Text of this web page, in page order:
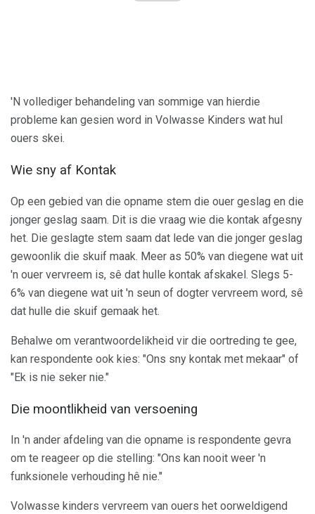
'N vollediger behandeling van sommige van hierdie
probleme kan gesien word in Volwasse Kinders wat hul
ouers skei.
Wie sny af Kontak
Op een gebied van die opname stem die ouer geslag en die
jonger geslag saam. Dit is die vraag wie die kontak afgesny
het. Die geslagte stem saam dat lede van die jonger geslag
gewoonlik die skuif maak. Meer as 50% van diegene wat uit
'n ouer vervreem is, sê dat hulle kontak afskakel. Slegs 5-
6% van diegene wat uit 'n seun of dogter vervreem word, sê
dat hulle die skuif gemaak het.
Behalwe om verantwoordelikheid vir die oortreding te gee,
kan respondente ook kies: "Ons sny kontak met mekaar" of
"Ek is nie seker nie."
Die moontlikheid van versoening
In 'n ander afdeling van die opname is respondente gevra
om te reageer op die stelling: "Ons kan nooit weer 'n
funksionele verhouding hê nie."
Volwasse kinders vervreem van ouers het oorweldigend